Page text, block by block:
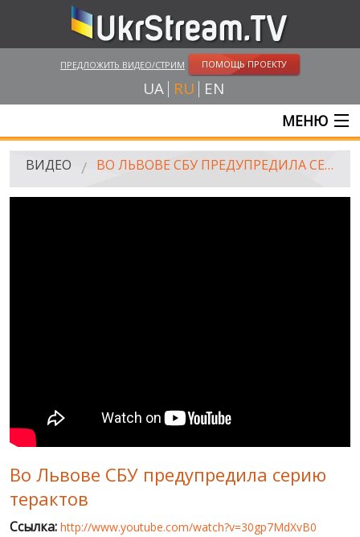
ПРЕДЛОЖИТЬ ВИДЕО/СТРИМ ПОМОЩЬ ПРОЕКТУ
UA RU EN
МЕНЮ
ГЛАВНАЯ
ПУБЛИЧНЫЕ ЛЮДИ
РОССИЙСКО-УКРАИНСКАЯ ВОЙНА
WINTER ON FIRE: UKRAINE'S FIGHT FOR FREEDOM
ХРОНОЛОГИЯ ЄВРОМАЙДАНА
ВИДЕО ВО ЛЬВОВЕ СБУ ПРЕДУПРЕДИЛА СЕРИЮ ТЕРАКТОВ
Во Львове СБУ предупредила серию
терактов
Ссылка: http://www.youtube.com/watch?v=30gp7MdXvB0